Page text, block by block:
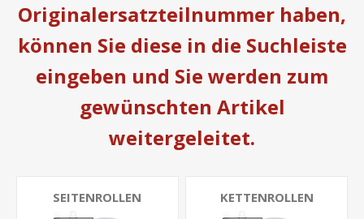
Originalersatzteilnummer haben,
können Sie diese in die Suchleiste
eingeben und Sie werden zum
gewünschten Artikel
weitergeleitet.
SEITENROLLEN KETTENROLLEN